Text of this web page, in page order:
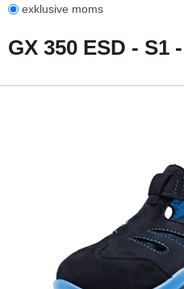
exklusive moms
GX 350 ESD - S1